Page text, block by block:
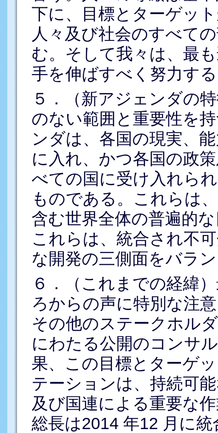
下に、目標とターゲッ
人々及び社会のすべて
む。そして我々は、最
手を伸ばすべく努力す
５．（新アジェンダの
のない範囲と重要性を
ンダは、各国の現実、
に入れ、かつ各国の政
べての国に受け入れら
ものである。これらは
含む世界全体の普遍的
これらは、統合され不
な開発の三側面をバラ
６．（これまでの経緯
ろからの声に特別な注
その他のステークホル
にわたる公開のコンサ
果、この目標とターゲ
テーションは、持続可
及び国連による重要な
総長は2014 年12 月に